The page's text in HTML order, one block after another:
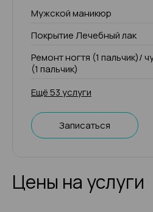
Мужской маникюр
Покрытие Лечебный лак
Ремонт ногтя (1 пальчик)/
(1 пальчик)
Ещё 53 услуги
Записаться
Цены на услуги